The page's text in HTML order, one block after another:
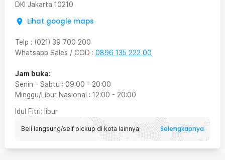
DKI Jakarta 10210
Lihat google maps
Telp : (021) 39 700 200
Whatsapp Sales / COD : 0896 135 222 00
Jam buka:
Senin - Sabtu : 09:00 - 20:00
Minggu/Libur Nasional : 12:00 - 20:00
Idul Fitri: libur
Beli langsung/self pickup di kota lainnya Selengkapnya